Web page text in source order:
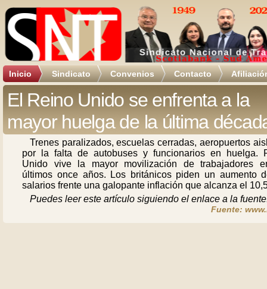
Inicio Sindicato Convenios Contacto
El Reino Unido se enfrenta a la
mayor huelga de la última
Trenes paralizados, escuelas cerradas, aeropuertos
por la falta de autobuses y funcionarios en huelga.
Unido vive la mayor movilización de trabajadores
últimos once años. Los británicos piden un aumento
salarios frente una galopante inflación que alcanza el
Puedes leer este artículo siguiendo el enlace a la
Fuente: